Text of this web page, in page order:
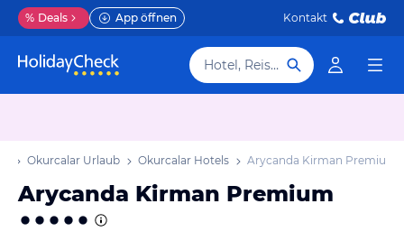
% Deals App öffnen Kontakt
Hotel, Reiseziel
Okurcalar Urlaub Okurcalar Hotels Arycanda Kirman Premium
Arycanda Kirman Premium